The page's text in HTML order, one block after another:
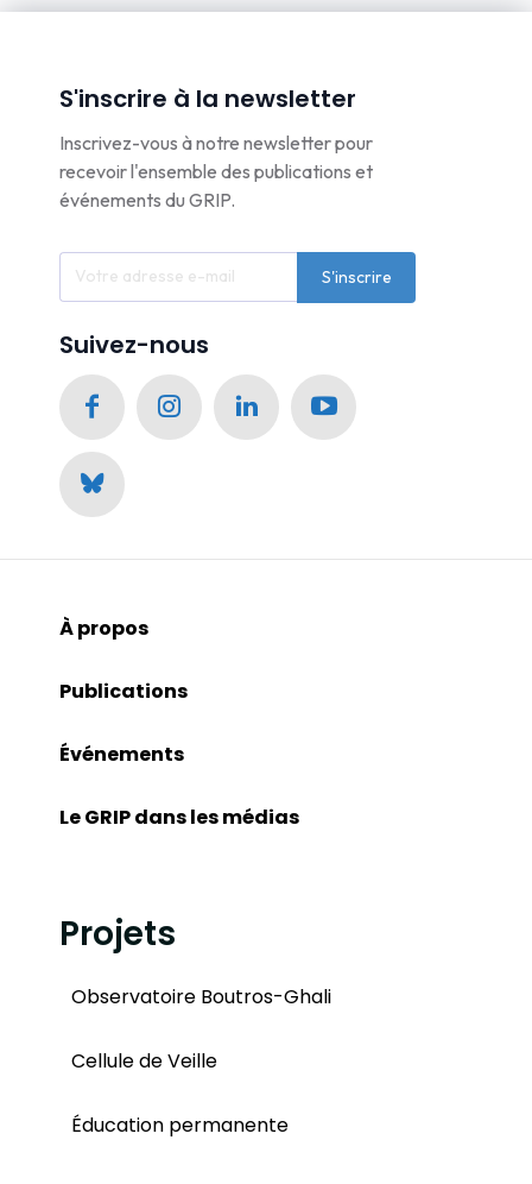
S'inscrire à la newsletter
Inscrivez-vous à notre newsletter pour
recevoir l'ensemble des publications et
événements du GRIP.
S'inscrire
Suivez-nous
À propos
Publications
Événements
Le GRIP dans les médias
Projets
Observatoire Boutros-Ghali
Cellule de Veille
Éducation permanente